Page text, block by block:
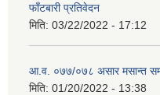
फाँटबारी प्रतिवेदन
मिति: 03/22/2022 - 17:12
आ.व. ०७७/०७८ असार मसान्त
मिति: 01/20/2022 - 13:38